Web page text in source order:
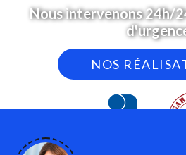
Nous intervenons 24h/
NOS